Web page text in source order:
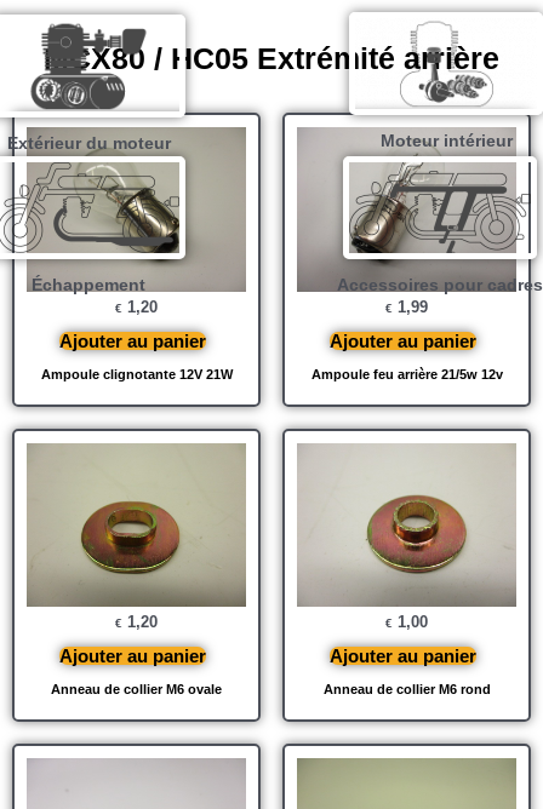
Extérieur du moteur Moteur intérieur​
Échappement Accessoires pour cadres
MCX80 / HC05 Extrémité arrière
Ampoule clignotante 12V 21W
€ 1,20
Ajouter au panier
Ampoule feu arrière 21/5w 12v
€ 1,99
Ajouter au panier
Anneau de collier M6 ovale
€ 1,20
Ajouter au panier
Anneau de collier M6 rond
€ 1,00
Ajouter au panier